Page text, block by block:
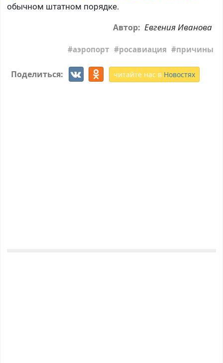
обычном штатном порядке.
Автор: Евгения Иванова
аэропорт росавиация причины
Поделиться: читайте нас в Новостях